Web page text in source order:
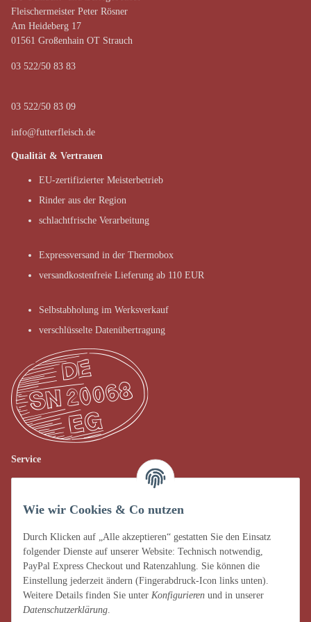
Wie wir Cookies & Co nutzen
Durch Klicken auf „Alle akzeptieren“ gestatten Sie den Einsatz
folgender Dienste auf unserer Website: Technisch notwendig,
PayPal Express Checkout und Ratenzahlung. Sie können die
Einstellung jederzeit ändern (Fingerabdruck-Icon links unten).
Weitere Details finden Sie unter Konfigurieren und in unserer
Datenschutzerklärung.
Fleischermeister Peter Rösner
Am Heideberg 17
01561 Großenhain OT Strauch
03 522/50 83 83
03 522/50 83 09
info@futterfleisch.de
Qualität & Vertrauen
EU-zertifizierter Meisterbetrieb
Rinder aus der Region
schlachtfrische Verarbeitung
Expressversand in der Thermobox
versandkostenfreie Lieferung ab 110 EUR
Selbstabholung im Werksverkauf
verschlüsselte Datenübertragung
Service
AGB
Impressum
Datenschutz
Widerrufsrecht
Zahlung & Versand